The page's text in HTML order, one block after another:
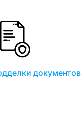
документов